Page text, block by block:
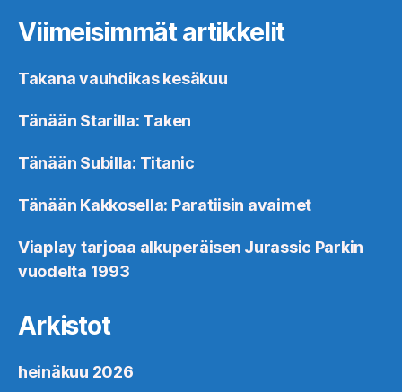
Viimeisimmät artikkelit
Takana vauhdikas kesäkuu
Tänään Starilla: Taken
Tänään Subilla: Titanic
Tänään Kakkosella: Paratiisin avaimet
Viaplay tarjoaa alkuperäisen Jurassic Parkin
vuodelta 1993
Arkistot
heinäkuu 2026